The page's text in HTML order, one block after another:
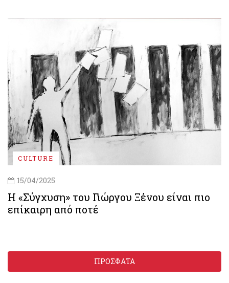
CULTURE
15/04/2025
H «Σύγχυση» του Γιώργου Ξένου είναι πιο
επίκαιρη από ποτέ
ΠΡΟΣΦΑΤΑ